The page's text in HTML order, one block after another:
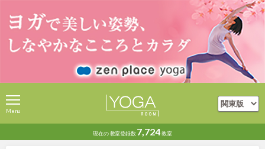
現在の教室登録数 7,724教室
Menu